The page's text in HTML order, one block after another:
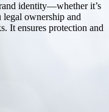
identity—whether it’s
ownership and
It ensures protection and